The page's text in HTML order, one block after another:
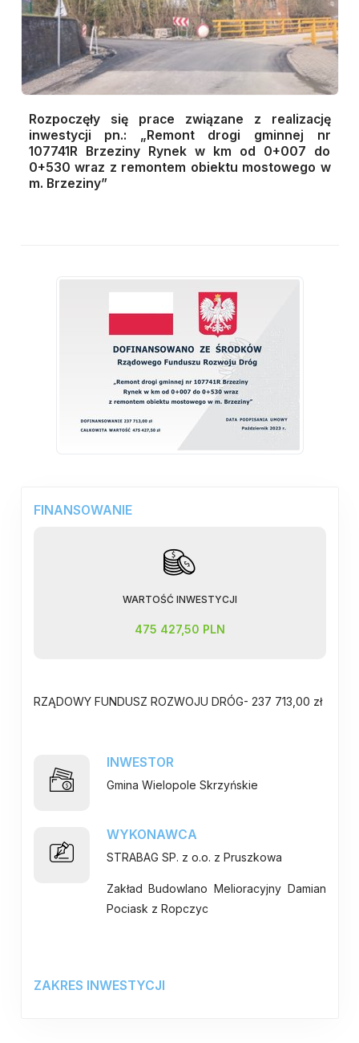
Rozpoczęły się prace związane z realizację
inwestycji pn.: „Remont drogi gminnej nr
107741R Brzeziny Rynek w km od 0+007 do
0+530 wraz z remontem obiektu mostowego w
m. Brzeziny”
FINANSOWANIE
WARTOŚĆ INWESTYCJI
475 427,50 PLN
RZĄDOWY FUNDUSZ ROZWOJU DRÓG- 237 713,00 zł
INWESTOR
Gmina Wielopole Skrzyńskie
WYKONAWCA
STRABAG SP. z o.o. z Pruszkowa
Zakład Budowlano Melioracyjny Damian
Pociask z Ropczyc
ZAKRES INWESTYCJI